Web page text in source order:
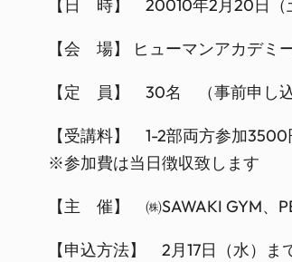
【日 時】 20010年2月20日（
【会 場】 ヒューマンアカデミ
【定 員】 30名 （事前申し込
【受講料】 1-2部両方参加
※参加費は当日徴収致します
【主 催】 ㈱SAWAKI GYM、
【申込方法】 2月17日（水）ま